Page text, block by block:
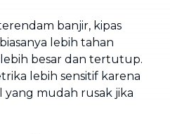
banjir, kipas
lebih tahan
besar dan tertutup.
lebih sensitif karena
mudah rusak jika